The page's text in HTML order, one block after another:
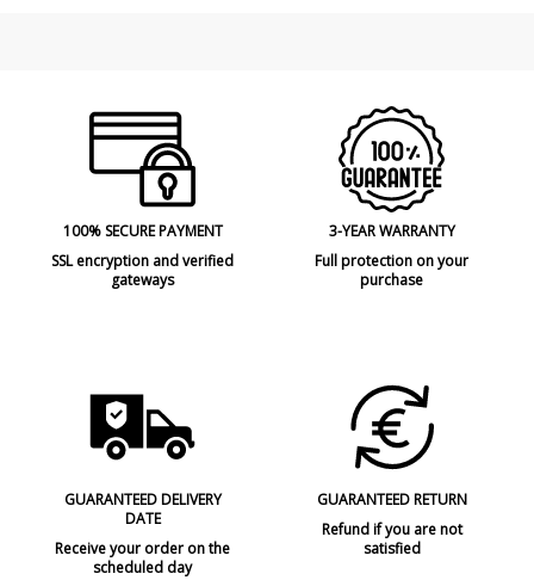
100% SECURE PAYMENT
SSL encryption and verified
gateways
3-YEAR WARRANTY
Full protection on your
purchase
GUARANTEED DELIVERY
DATE
Receive your order on the
scheduled day
GUARANTEED RETURN
Refund if you are not
satisfied